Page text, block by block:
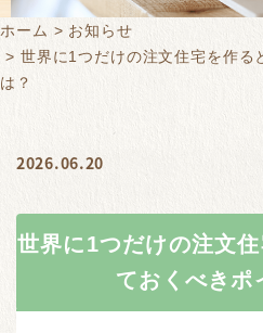
ホーム
お知らせ
世界に1つだけの注文住宅を作る
は？
2026.06.20
世界に1つだけの注文
ておくべきポ